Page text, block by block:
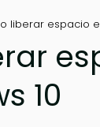
liberar espacio
10